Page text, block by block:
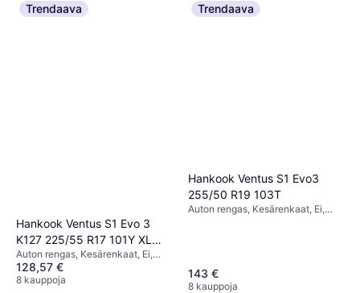
Trendaava
Hankook Ventus S1 Evo 3
K127 225/55 R17 101Y XL
4PR
Auton rengas, Kesärenkaat, Ei,
Henkilöauto, Profiili 55 %,
Nopeusindeksi Y (300 km/h)
128,57 €
8 kauppoja
Trendaava
Hankook Ventus S1 Evo3
255/50 R19 103T
Auton rengas, Kesärenkaat, Ei,
143 €
8 kauppoja